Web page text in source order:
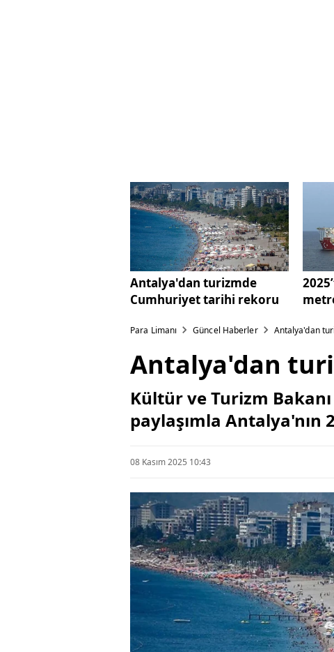
Antalya'dan turizmde
Cumhuriyet tarihi rekoru
Para Limanı Güncel Haberler Antalya'dan
Antalya'dan
Kültür ve Turizm
paylaşımla Antalya'nın
08 Kasım 2025 10:43